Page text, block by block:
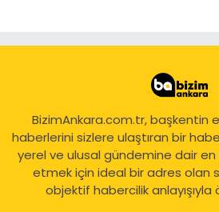
BizimAnkara.com.tr, başkentin
haberlerini sizlere ulaştıran bir
yerel ve ulusal gündemine dair
etmek için ideal bir adres olan
objektif habercilik anlayışıyla